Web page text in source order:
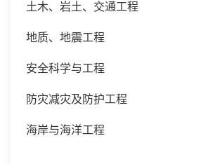
土木、岩土、交通工程
地质、地震工程
安全科学与工程
防灾减灾及防护工程
海岸与海洋工程